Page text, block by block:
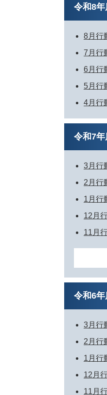
令和8年
8月行
7月行
6月行
5月行
4月行
令和7年
3月行
2月行
1月行
12月
11月
令和6年
3月行
2月行
1月行
12月
11月